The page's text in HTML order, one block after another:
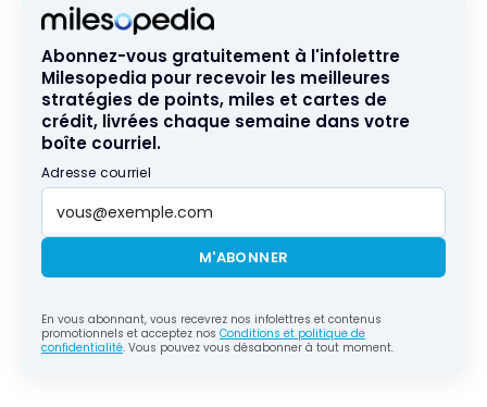
Abonnez-vous gratuitement à l'infolettre
Milesopedia pour recevoir les meilleures
stratégies de points, miles et cartes de
crédit, livrées chaque semaine dans votre
boîte courriel.
Adresse courriel
M'ABONNER
En vous abonnant, vous recevrez nos infolettres et contenus
promotionnels et acceptez nos Conditions et politique de
confidentialité. Vous pouvez vous désabonner à tout moment.